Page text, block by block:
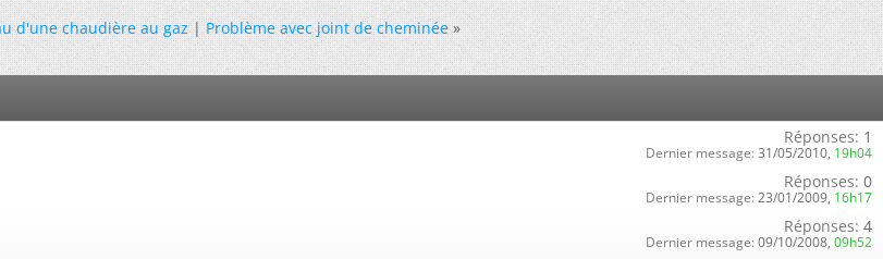
d'une chaudière au gaz|Problème avec joint de cheminée »
Réponses: 1
Dernier message: 31/05/2010, 19h04
Réponses: 0
Dernier message: 23/01/2009, 16h17
Réponses: 4
Dernier message: 09/10/2008, 09h52